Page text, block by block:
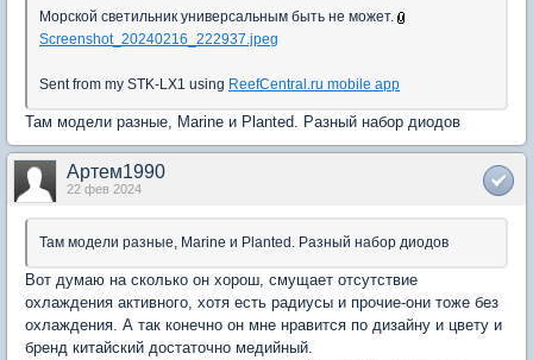
Морской светильник универсальным быть не может.
Screenshot_20240216_222937.jpeg
Sent from my STK-LX1 using ReefCentral.ru mobile app
Там модели разные, Marine и Planted. Разный набор диодов
Артем1990
22 фев 2024
Там модели разные, Marine и Planted. Разный набор диодов
Вот думаю на сколько он хорош, смущает отсутствие
охлаждения активного, хотя есть радиусы и прочие-они тоже без
охлаждения. А так конечно он мне нравится по дизайну и цвету и
бренд китайский достаточно медийный.